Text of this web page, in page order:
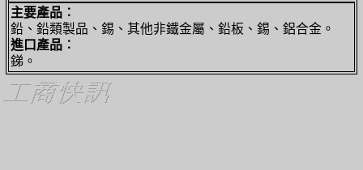
主要產品︰
鉛、鉛類製品、錫、其他非鐵金屬、鉛板、錫、鋁合金。
進口產品︰
銻。